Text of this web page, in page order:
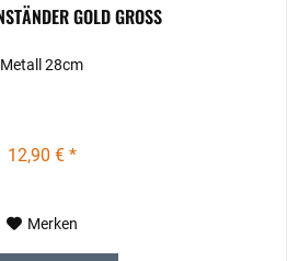
GOLD GROSS
Metall 28cm
12,90 € *
Merken